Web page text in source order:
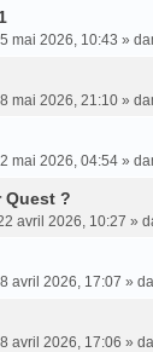
mai 2026, 10:43 »
mai 2026, 21:10 »
mai 2026, 04:54 »
Quest ?
avril 2026, 10:27 »
avril 2026, 17:07 »
avril 2026, 17:06 »